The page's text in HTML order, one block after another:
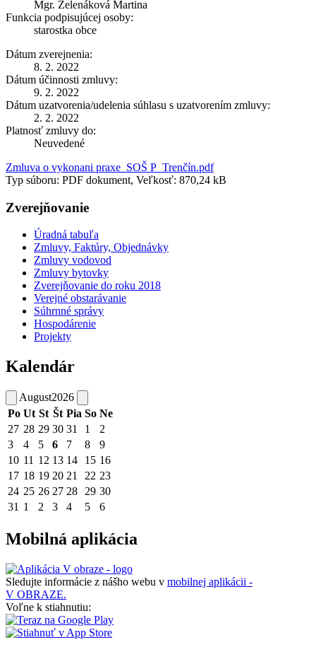
Mgr. Zelenáková Martina
Funkcia podpisujúcej osoby:
starostka obce
Dátum zverejnenia:
8. 2. 2022
Dátum účinnosti zmluvy:
9. 2. 2022
Dátum uzatvorenia/udelenia súhlasu s uzatvorením zmluvy:
2. 2. 2022
Platnosť zmluvy do:
Neuvedené
Zmluva o vykonani praxe_SOŠ P_Trenčín.pdf
Typ súboru: PDF dokument, Veľkosť: 870,24 kB
Zverejňovanie
Úradná tabuľa
Zmluvy, Faktúry, Objednávky
Zmluvy vodovod
Zmluvy bytovky
Zverejňovanie do roku 2018
Verejné obstarávanie
Súhrnné správy
Hospodárenie
Projekty
Kalendár
August2026
Po Ut St Št Pia So Ne
27 28 29 30 31 1
2
3
4 5 6 7 8
9
10 11 12 13 14 15 16
17 18 19 20 21 22 23
24 25 26 27 28 29 30
31 1 2 3 4 5 6
Mobilná aplikácia
Sledujte informácie z nášho webu v mobilnej aplikácii -
V OBRAZE.
Voľne k stiahnutiu: